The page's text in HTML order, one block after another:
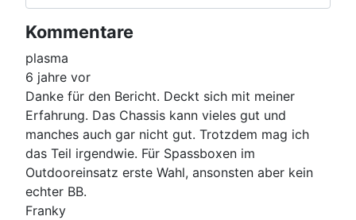
Kommentare
plasma
6 jahre vor
Danke für den Bericht. Deckt sich mit meiner
Erfahrung. Das Chassis kann vieles gut und
manches auch gar nicht gut. Trotzdem mag ich
das Teil irgendwie. Für Spassboxen im
Outdooreinsatz erste Wahl, ansonsten aber kein
echter BB.
Franky